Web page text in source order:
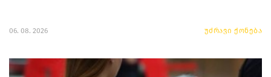
06. 08. 2026 უძრავი ქონება